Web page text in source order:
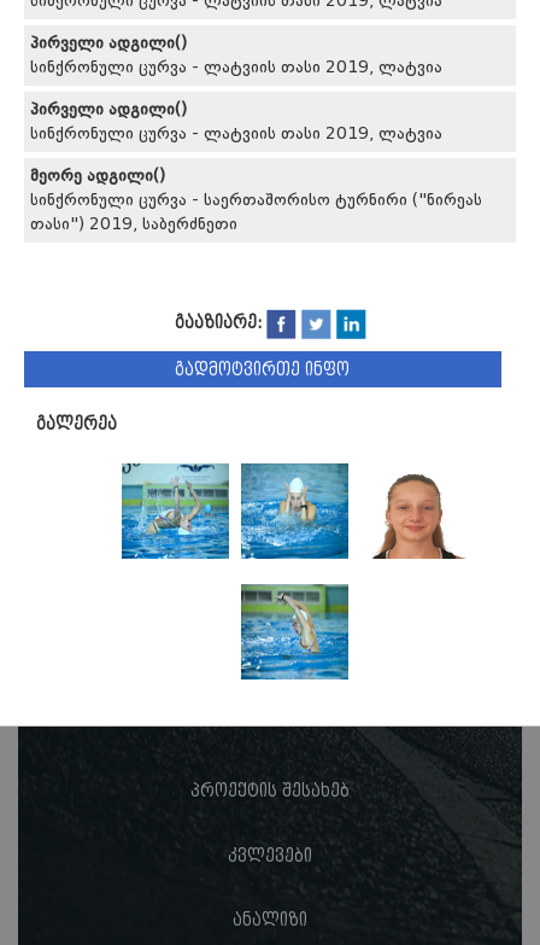
პირველი ადგილი()
სინქრონული ცურვა - ლატვიის თასი 2019, ლატვია
პირველი ადგილი()
სინქრონული ცურვა - ლატვიის თასი 2019, ლატვია
მეორე ადგილი()
სინქრონული ცურვა - საერთაშორისო ტურნირი ("ნირეას
თასი") 2019, საბერძნეთი
გააზიარე:
გადმოტვირთე ინფო
გალერეა
პროექტის შესახებ
კვლევები
ანალიზი